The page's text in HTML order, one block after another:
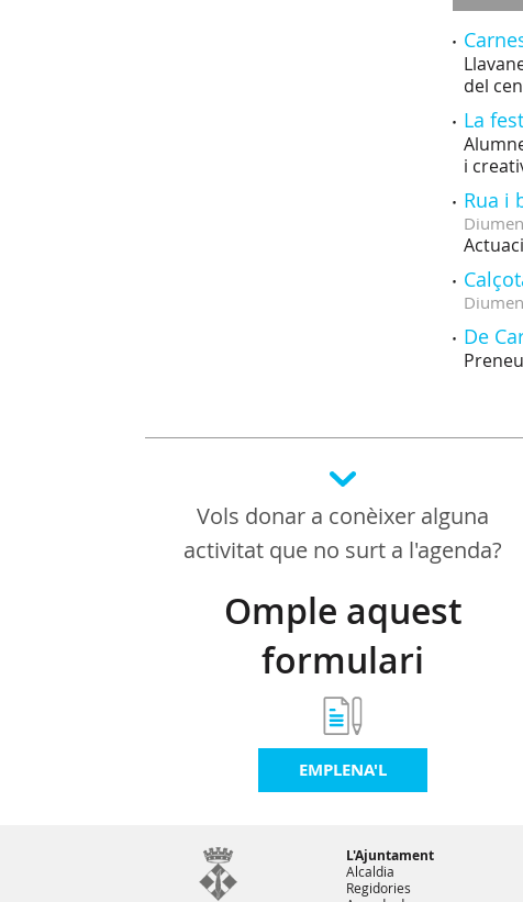
del
La
i
Rua i
De
Vols donar a conèixer alguna
activitat que no surt a l'agenda?
Omple aquest
formulari
EMPLENA'L
L'Ajuntament
Alcaldia
Regidories